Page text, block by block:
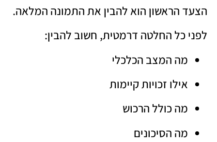
הצעד הראשון הוא להבין את התמונה המלאה.
לפני כל החלטה דרמטית, חשוב להבין:
מה המצב הכלכלי
אילו זכויות קיימות
מה כולל הרכוש
מה הסיכונים